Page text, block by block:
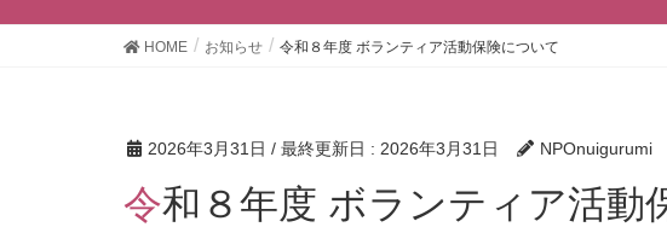
HOME お知らせ 令和８年度 ボランティア活動保険について
2026年3月31日 / 最終更新日 : 2026年3月31日 NPOnuigurumi
令和８年度 ボランティア活